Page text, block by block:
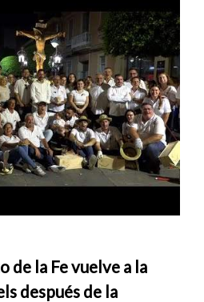
de la Fe vuelve a la
después de la